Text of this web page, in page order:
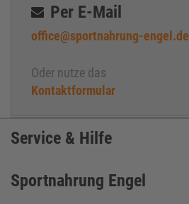
Per E-Mail
office@sportnahrung-engel.de
Oder nutze das
Kontaktformular
Service & Hilfe
Sportnahrung Engel